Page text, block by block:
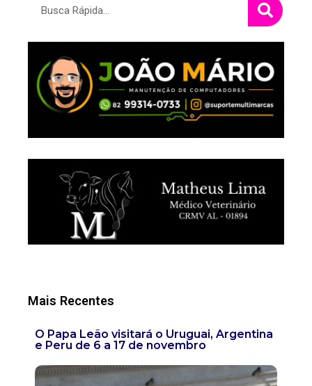
Mais Recentes
O Papa Leão visitará o Uruguai, Argentina
e Peru de 6 a 17 de novembro